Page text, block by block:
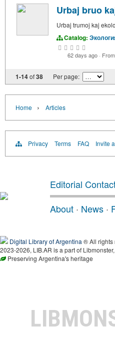
Urbaj bruo
Urbaj trumoj kaj
Catalog:
62 days ago · From
1-14of38 Per page:
Home › Articles
Privacy Terms FAQ Invite
Editorial
About · News ·
Digital Library of Argentina ® All rights
2023-2026, LIB.AR is a part of
Preserving Argentina's heritage